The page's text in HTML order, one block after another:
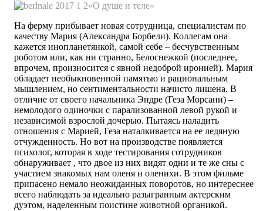
«О душе и теле»
На ферму прибывает новая сотрудница, специалистам по
качеству Мария (Александра Борбели). Коллегам она
кажется инопланетянкой, самой себе – бесчувственным
роботом или, как ни странно, Белоснежкой (последнее,
впрочем, произносится с явной недоброй иронией). Мария
обладает необыкновенной памятью и рациональным
мышлением, но сентиментальности начисто лишена. В
отличие от своего начальника Эндре (Геза Морсани) –
немолодого одиночки с парализованной левой рукой и
независимой взрослой дочерью. Пытаясь наладить
отношения с Марией, Геза наталкивается на ее ледяную
отчужденность. Но вот на производстве появляется
психолог, которая в ходе тестирования сотрудников
обнаруживает , что двое из них видят одни и те же сны с
участием знакомых нам оленя и оленихи. В этом фильме
припасено немало неожиданных поворотов, но интереснее
всего наблюдать за идеально разыгранным актерским
дуэтом, наделенным поистине животной органикой.